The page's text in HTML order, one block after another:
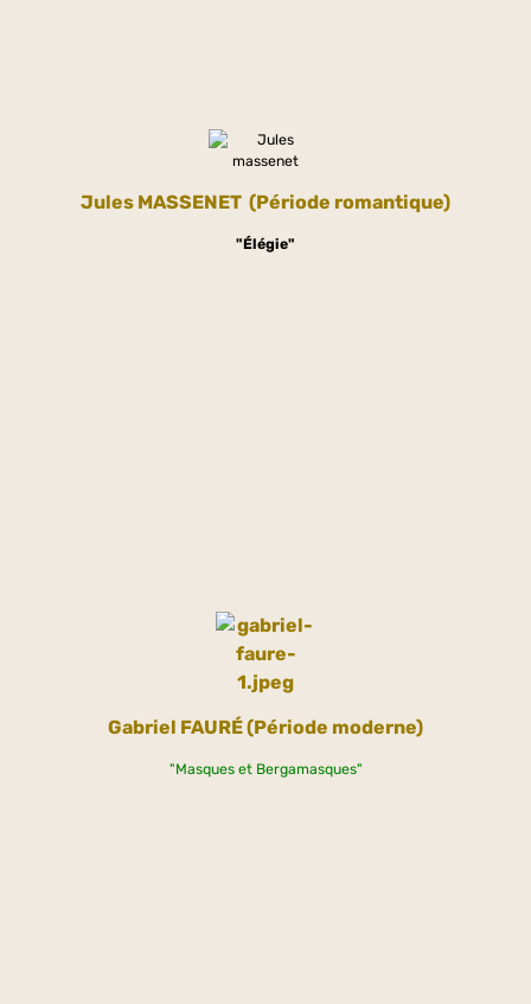
Jules MASSENET (Période romantique)
"Élégie"
Gabriel FAURÉ (Période moderne)
"Masques et Bergamasques"